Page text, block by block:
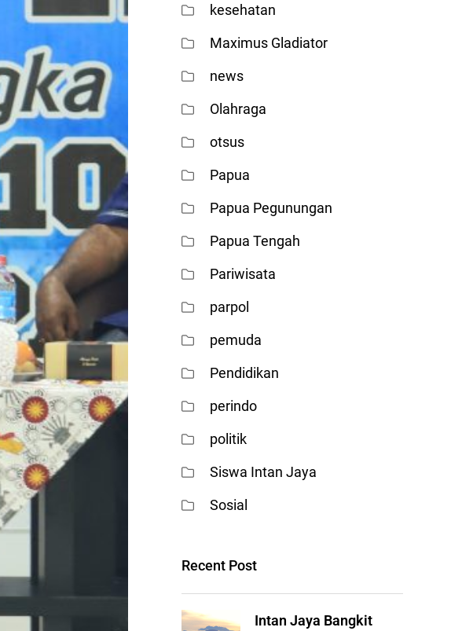
kesehatan
Maximus Gladiator
news
Olahraga
otsus
Papua
Papua Pegunungan
Papua Tengah
Pariwisata
parpol
pemuda
Pendidikan
perindo
politik
Siswa Intan Jaya
Sosial
Recent Post
Intan Jaya Bangkit